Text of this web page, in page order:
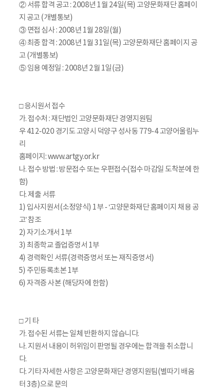
② 서류 합격 공고 : 2008년 1월 24일(목) 고양문화재단 홈페이
지 공고 (개별통보)
③ 면접 심사 : 2008년 1월 28일(월)
④ 최종 합격 : 2008년 1월 31일(목) 고양문화재단 홈페이지 공
고 (개별통보)
⑤ 임용 예정일 : 2008년 2월 1일(금)
□ 응시원서 접수
가. 접수처 : 재단법인 고양문화재단 경영지원팀
우 412-020 경기도 고양시 덕양구 성사동 779-4 고양어울림누
리
홈페이지: www.artgy.or.kr
나. 접수 방법 : 방문접수 또는 우편접수(접수 마감일 도착분에 한
함)
다. 제출 서류
1) 입사지원서(소정양식) 1부 - ‘고양문화재단 홈페이지 채용 공
고’ 참조
2) 자기소개서 1부
3) 최종학교 졸업증명서 1부
4) 경력확인 서류(경력증명서 또는 재직증명서)
5) 주민등록초본 1부
6) 자격증 사본 (해당자에 한함)
□ 기 타
가. 접수된 서류는 일체 반환하지 않습니다.
나. 지원서 내용이 허위임이 판명될 경우에는 합격을 취소합니
다.
다. 기타 자세한 사항은 고양문화재단 경영지원팀(별따기 배움
터 3층)으로 문의